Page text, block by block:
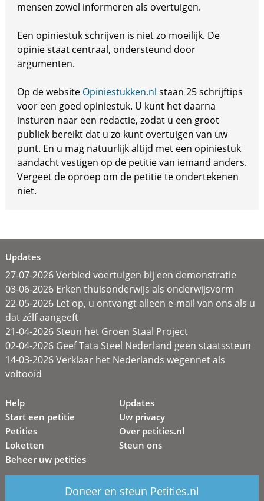
mensen zowel informeren als overtuigen.
Een opiniestuk schrijven is niet zo moeilijk. De
opinie staat centraal, ondersteund door
argumenten.
Op de website Opiniestukken.nl staan 25 schrijftips
voor een goed opiniestuk. U kunt het daarna
insturen naar een redactie, zodat u een groot
publiek bereikt dat u zo kunt overtuigen van uw
punt. En u mag natuurlijk altijd met een opiniestuk
aandacht vestigen op de petitie van iemand anders.
Vergeet de oproep om de petitie te ondertekenen
niet.
Updates
27-07-2026 Verbied voertuigen bij een demonstratie
03-06-2026 Erken thuisonderwijs als onderwijsvorm
22-05-2026 Let op, u ontvangt alleen e-mail van ons als u
dat zélf aangeeft
21-04-2026 Steun het Groen Staal Project
02-04-2026 Geef Tata Steel Nederland geen staatssteun
14-03-2026 Verklaar het Nederlands wegennet als
voltooid
Help
Start een petitie
Petities
Loketten
Beheer uw petities
Updates
Uw privacy
Over petities.nl
Steun ons
Doneer en steun Petities.nl